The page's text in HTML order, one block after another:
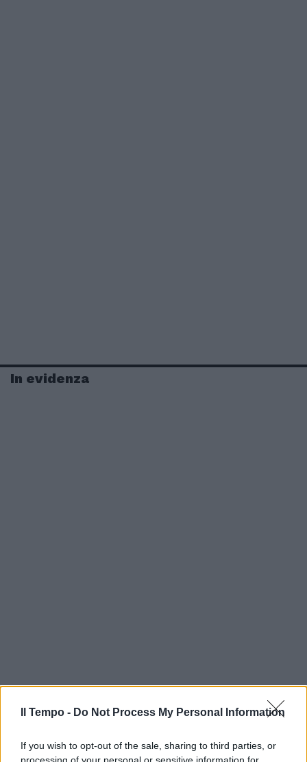
Il Tempo - Do Not Process My Personal Information
If you wish to opt-out of the sale, sharing to third parties, or
processing of your personal or sensitive information for
In evidenza